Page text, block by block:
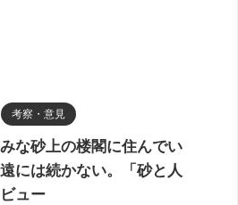
考察・意見
な砂上の楼閣に住んでい
には続かない。「砂と人
ュー